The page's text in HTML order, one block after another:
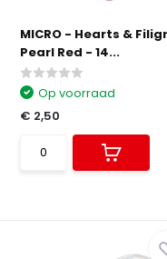
MICRO - Hearts &
Pearl Red - 14...
Op voorraad
€ 2,50